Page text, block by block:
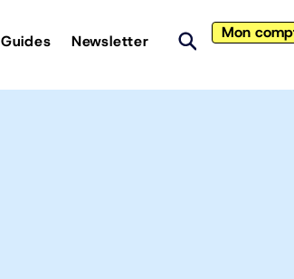
Guides Newsletter Mon